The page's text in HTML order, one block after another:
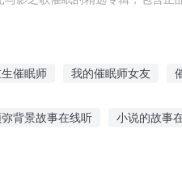
催眠师 我的催眠师女友
背景故事在线听 小说的故事